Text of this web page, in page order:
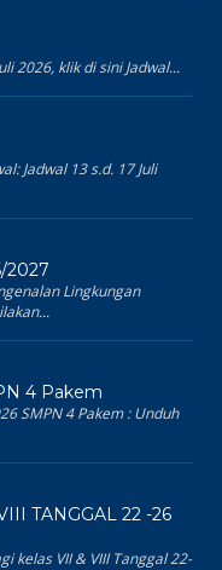
2026, klik di sini Jadwal...
Jadwal 13 s.d. 17 Juli
2027
Lingkungan
4 Pakem
SMPN 4 Pakem : Unduh
TANGGAL 22 -26
kelas VII & VIII Tanggal 22-